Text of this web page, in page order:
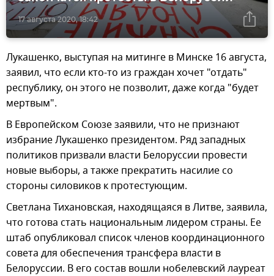
17 августа 2020, 18:42
Лукашенко, выступая на митинге в Минске 16 августа,
заявил, что если кто-то из граждан хочет "отдать"
республику, он этого не позволит, даже когда "будет
мертвым".
В Европейском Союзе заявили, что не признают
избрание Лукашенко президентом. Ряд западных
политиков призвали власти Белоруссии провести
новые выборы, а также прекратить насилие со
стороны силовиков к протестующим.
Светлана Тихановская, находящаяся в Литве, заявила,
что готова стать национальным лидером страны. Ее
штаб опубликовал список членов координационного
совета для обеспечения трансфера власти в
Белоруссии. В его состав вошли нобелевский лауреат